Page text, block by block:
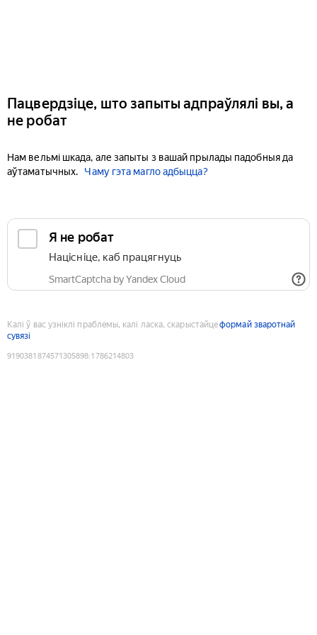
Пацвердзіце, што запыты адпраўлялі вы, а
не робат
Нам вельмі шкада, але запыты з вашай прылады падобныя да
аўтаматычных.
Чаму гэта магло адбыцца?
Я не робат
Націсніце, каб працягнуць
SmartCaptcha by Yandex Cloud
Калі ў вас узніклі праблемы, калі ласка, скарыстайцеформай зваротнай
сувязі
9190381874571305898:1786214803